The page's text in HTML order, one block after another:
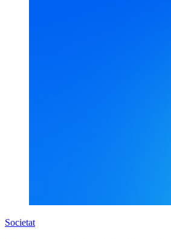
Societat